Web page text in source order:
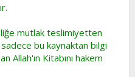
mutlak teslimiyetten
bu kaynaktan bilgi
Allah'ın Kitabını hakem